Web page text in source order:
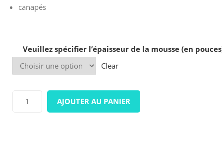
canapés
Veuillez spécifier l’épaisseur de la mousse (en
Clear
quantité AJOUTER AU PANIER